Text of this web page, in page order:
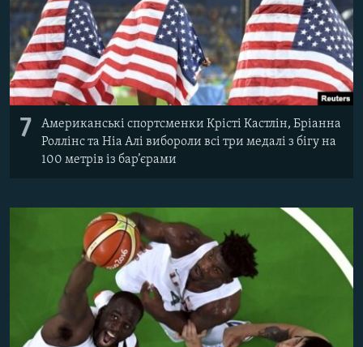
7
Американські спортсменки Крісті Кастлін, Бріанна
Роллінс та Ніа Алі вибороли всі три медалі з бігу на
100 метрів із бар’єрами